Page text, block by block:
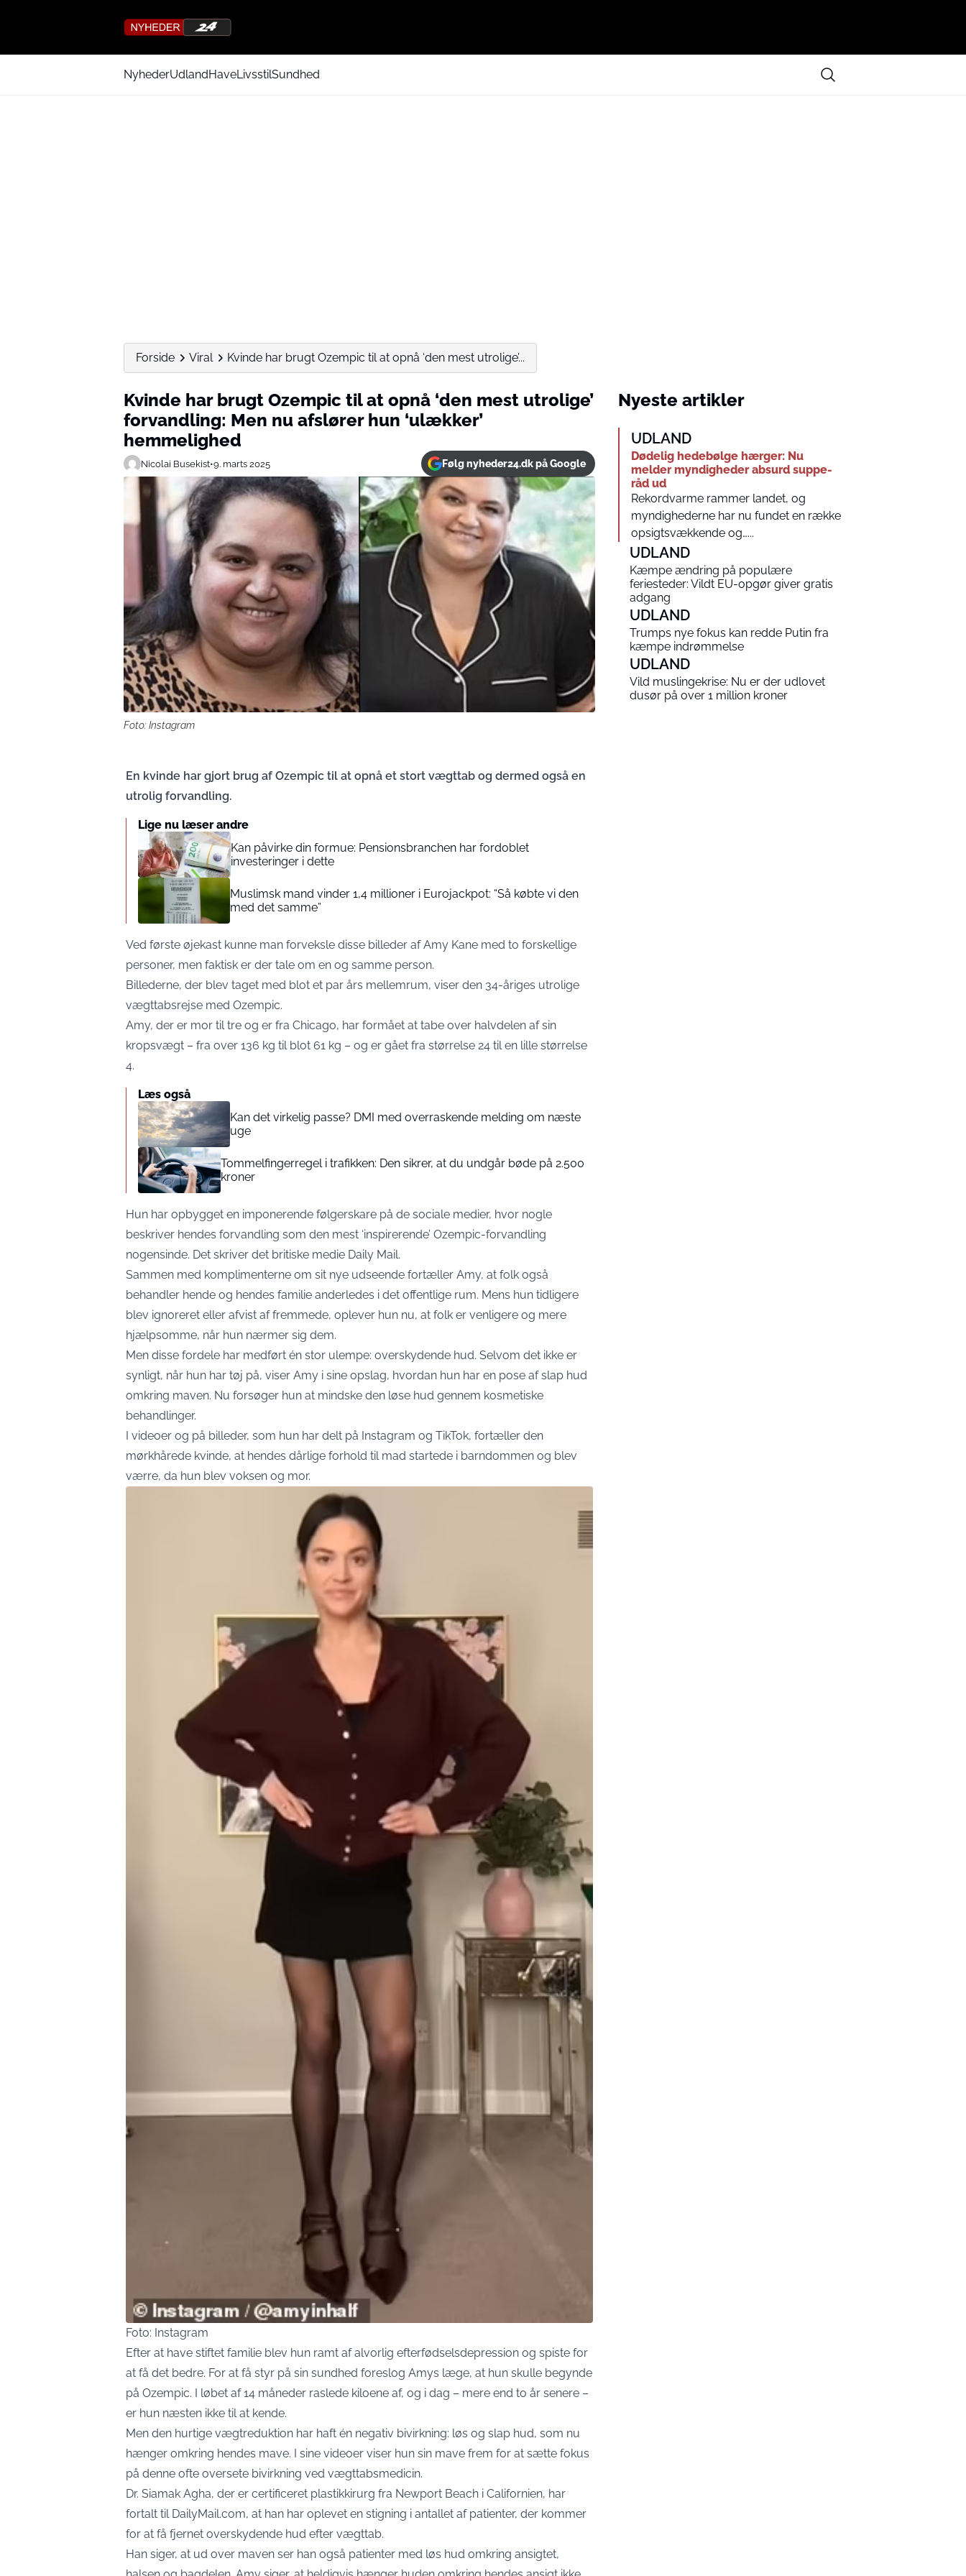
NyhederUdlandHaveLivsstilSundhed
Forside Viral Kvinde har brugt Ozempic til at opnå ‘den mest utrolige’...
Kvinde har brugt Ozempic til at opnå ‘den mest utrolige’
forvandling: Men nu afslører hun ‘ulækker’
hemmelighed
Nicolai Busekist•9. marts 2025 Følg nyheder24.dk på Google
Foto: Instagram
En kvinde har gjort brug af Ozempic til at opnå et stort vægttab og dermed også en
utrolig forvandling.
Lige nu læser andre
Kan påvirke din formue: Pensionsbranchen har fordoblet
investeringer i dette
Muslimsk mand vinder 1,4 millioner i Eurojackpot: “Så købte vi den
med det samme”
Ved første øjekast kunne man forveksle disse billeder af Amy Kane med to forskellige
personer, men faktisk er der tale om en og samme person.
Billederne, der blev taget med blot et par års mellemrum, viser den 34-åriges utrolige
vægttabsrejse med Ozempic.
Amy, der er mor til tre og er fra Chicago, har formået at tabe over halvdelen af sin
kropsvægt – fra over 136 kg til blot 61 kg – og er gået fra størrelse 24 til en lille størrelse
4.
Læs også
Kan det virkelig passe? DMI med overraskende melding om næste
uge
Tommelfingerregel i trafikken: Den sikrer, at du undgår bøde på 2.500
kroner
Hun har opbygget en imponerende følgerskare på de sociale medier, hvor nogle
beskriver hendes forvandling som den mest ‘inspirerende’ Ozempic-forvandling
nogensinde. Det skriver det britiske medie Daily Mail.
Sammen med komplimenterne om sit nye udseende fortæller Amy, at folk også
behandler hende og hendes familie anderledes i det offentlige rum. Mens hun tidligere
blev ignoreret eller afvist af fremmede, oplever hun nu, at folk er venligere og mere
hjælpsomme, når hun nærmer sig dem.
Men disse fordele har medført én stor ulempe: overskydende hud. Selvom det ikke er
synligt, når hun har tøj på, viser Amy i sine opslag, hvordan hun har en pose af slap hud
omkring maven. Nu forsøger hun at mindske den løse hud gennem kosmetiske
behandlinger.
I videoer og på billeder, som hun har delt på Instagram og TikTok, fortæller den
mørkhårede kvinde, at hendes dårlige forhold til mad startede i barndommen og blev
værre, da hun blev voksen og mor.
Foto: Instagram
Efter at have stiftet familie blev hun ramt af alvorlig efterfødselsdepression og spiste for
at få det bedre. For at få styr på sin sundhed foreslog Amys læge, at hun skulle begynde
på Ozempic. I løbet af 14 måneder raslede kiloene af, og i dag – mere end to år senere –
er hun næsten ikke til at kende.
Men den hurtige vægtreduktion har haft én negativ bivirkning: løs og slap hud, som nu
hænger omkring hendes mave. I sine videoer viser hun sin mave frem for at sætte fokus
på denne ofte oversete bivirkning ved vægttabsmedicin.
Dr. Siamak Agha, der er certificeret plastikkirurg fra Newport Beach i Californien, har
fortalt til DailyMail.com, at han har oplevet en stigning i antallet af patienter, der kommer
for at få fjernet overskydende hud efter vægttab.
Han siger, at ud over maven ser han også patienter med løs hud omkring ansigtet,
Nyeste artikler
UDLAND
Dødelig hedebølge hærger: Nu
melder myndigheder absurd suppe-
råd ud
Rekordvarme rammer landet, og
myndighederne har nu fundet en række
opsigtsvækkende og…...
UDLAND
Kæmpe ændring på populære
feriesteder: Vildt EU-opgør giver gratis
adgang
UDLAND
Trumps nye fokus kan redde Putin fra
kæmpe indrømmelse
UDLAND
Vild muslingekrise: Nu er der udlovet
dusør på over 1 million kroner